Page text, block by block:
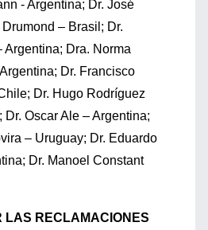
- Argentina; Dr. José
– Brasil; Dr.
Argentina; Dra. Norma
Dr. Francisco
Dr. Hugo Rodríguez
Oscar Ale – Argentina;
– Uruguay; Dr. Eduardo
Dr. Manoel Constant
LAS RECLAMACIONES